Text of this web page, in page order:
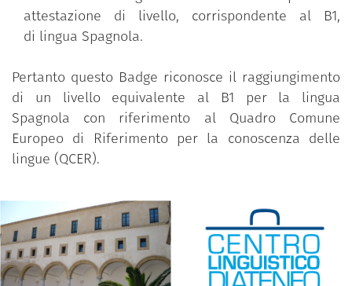
attestazione di livello, corrispondente al B1,
di lingua Spagnola.
Pertanto questo Badge riconosce il raggiungimento
di un livello equivalente al B1 per la lingua
Spagnola con riferimento al Quadro Comune
Europeo di Riferimento per la conoscenza delle
lingue (QCER).